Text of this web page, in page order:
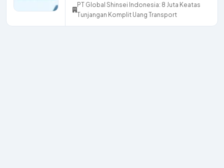
PT Global Shinsei Indonesia: 8 Juta Keatas
Tunjangan Komplit Uang Transport